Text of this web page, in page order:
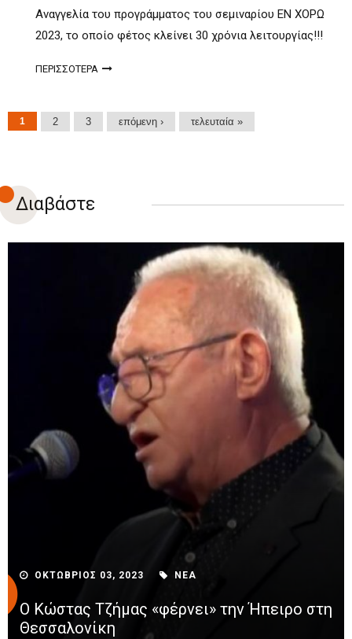
Αναγγελία του προγράμματος του σεμιναρίου ΕΝ ΧΟΡΩ
2023, το οποίο φέτος κλείνει 30 χρόνια λειτουργίας!!!
ΠΕΡΙΣΣΟΤΕΡΑ
Σελίδες
1 2 3 επόμενη › τελευταία »
Διαβάστε
ΟΚΤΩΒΡΙΟΣ 03, 2023 ΝΕΑ
Ο Κώστας Τζήμας «φέρνει» την Ήπειρο στη
Θεσσαλονίκη